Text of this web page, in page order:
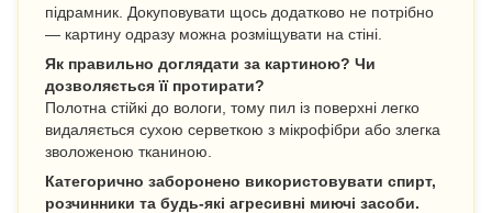
підрамник. Докуповувати щось додатково не потрібно
— картину одразу можна розміщувати на стіні.
Як правильно доглядати за картиною? Чи
дозволяється її протирати?
Полотна стійкі до вологи, тому пил із поверхні легко
видаляється сухою серветкою з мікрофібри або злегка
зволоженою тканиною.
Категорично заборонено використовувати спирт,
розчинники та будь-які агресивні миючі засоби.